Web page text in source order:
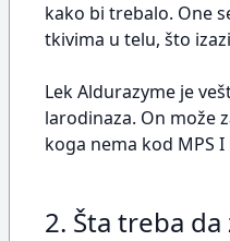
kako bi trebalo. One
tkivima u telu, što
Lek Aldurazyme je
larodinaza. On može
koga nema kod MPS
2. Šta treba